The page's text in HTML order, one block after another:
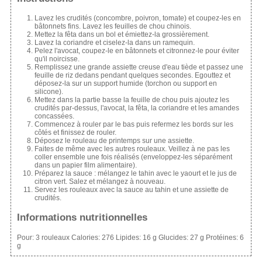
Lavez les crudités (concombre, poivron, tomate) et coupez-les en
bâtonnets fins. Lavez les feuilles de chou chinois.
Mettez la fêta dans un bol et émiettez-la grossièrement.
Lavez la coriandre et ciselez-la dans un ramequin.
Pelez l'avocat, coupez-le en bâtonnets et citronnez-le pour éviter
qu'il noircisse.
Remplissez une grande assiette creuse d'eau tiède et passez une
feuille de riz dedans pendant quelques secondes. Egouttez et
déposez-la sur un support humide (torchon ou support en
silicone).
Mettez dans la partie basse la feuille de chou puis ajoutez les
crudités par-dessus, l'avocat, la fêta, la coriandre et les amandes
concassées.
Commencez à rouler par le bas puis refermez les bords sur les
côtés et finissez de rouler.
Déposez le rouleau de printemps sur une assiette.
Faites de même avec les autres rouleaux. Veillez à ne pas les
coller ensemble une fois réalisés (enveloppez-les séparément
dans un papier film alimentaire).
Préparez la sauce : mélangez le tahin avec le yaourt et le jus de
citron vert. Salez et mélangez à nouveau.
Servez les rouleaux avec la sauce au tahin et une assiette de
crudités.
Informations nutritionnelles
Pour: 3 rouleauxCalories: 276 Lipides: 16 g Glucides: 27 g Protéines: 6
g